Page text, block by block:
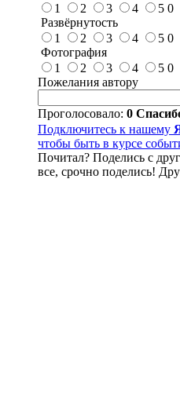
1
2 3 4 5 0
Развёрнутость
1
2 3 4 5 0
Фотография
1
2 3 4 5 0
Пожелания автору
Проголосовало: 0
Подключитесь к нашему
чтобы быть в курсе
Почитал? Поделись с
все, срочно поделись!